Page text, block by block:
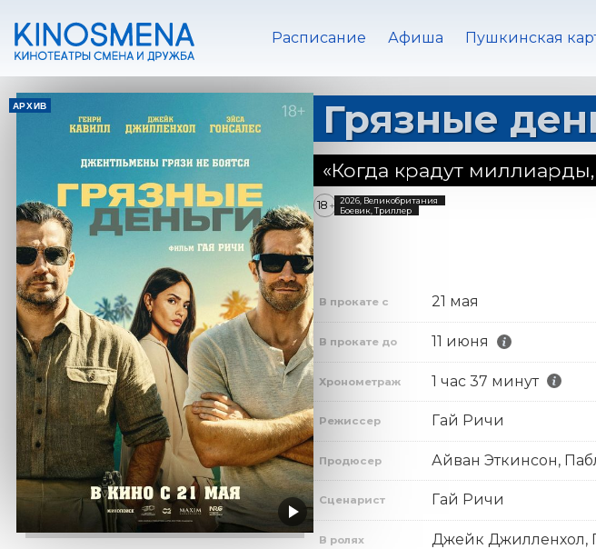
Расписание Афиша Пушкинская
АРХИВ Грязные
«Когда крадут
18 + 2026, Великобритания
Боевик, Триллер
В прокате с 21 мая
В прокате до 11 июня
Хронометраж 1 час 37 минут
Режиссер Гай Ричи
Продюсер Айван Эткинсон,
Сценарист Гай Ричи
В ролях
Джейк Джилленхол,